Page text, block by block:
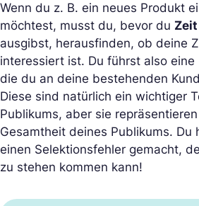
Wenn du z. B. ein neues Produkt
möchtest, musst du, bevor du
ausgibst, herausfinden, ob deine
interessiert ist. Du führst also eine
die du an deine bestehenden
Diese sind natürlich ein wichtiger
Publikums, aber sie
Gesamtheit deines Publikums. Du
einen Selektionsfehler gemacht,
zu stehen kommen kann!